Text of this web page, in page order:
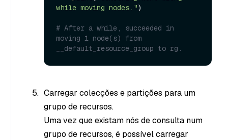
while moving nodes.")
# After a while, succeeded in
moving 1 node(s) from
__default_resource_group to rg.
Carregar colecções e partições para um
grupo de recursos.
Uma vez que existam nós de consulta num
grupo de recursos, é possível carregar